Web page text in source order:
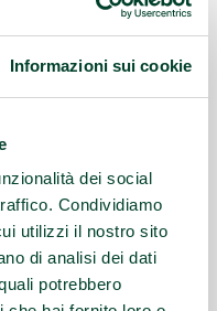
Informazioni sui cookie
dei social
Condividiamo
utilizzi il nostro sito
di analisi dei dati
potrebbero
Artrosi della spalla,
Gonartrosi, AFA
Parkinson